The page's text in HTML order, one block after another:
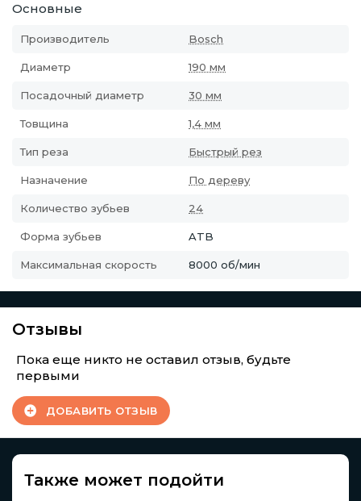
Основные
Производитель Bosch
Диаметр 190 мм
Посадочный диаметр 30 мм
Товщина 1,4 мм
Тип реза Быстрый рез
Назначение По дереву
Количество зубьев 24
Форма зубьев ATB
Максимальная скорость 8000 об/мин
Отзывы
Пока еще никто не оставил отзыв, будьте
первыми
ДОБАВИТЬ ОТЗЫВ
Также может подойти